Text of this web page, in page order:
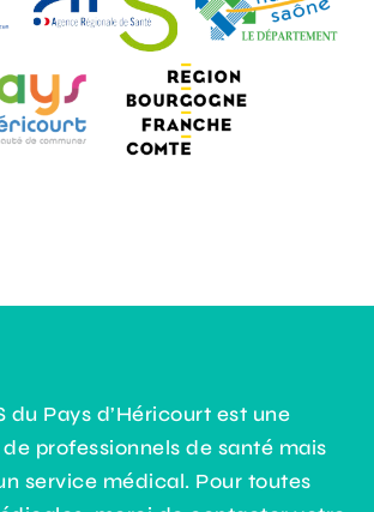
Contact
du Pays d’Héricourt est une
professionnels de santé mais
service médical. Pour toutes